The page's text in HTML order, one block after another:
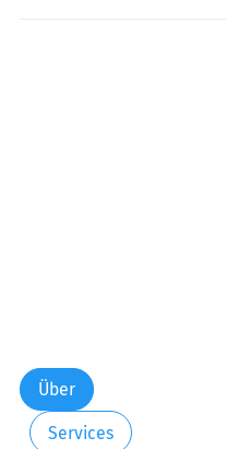
Über
Services